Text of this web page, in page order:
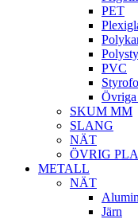
PET
PVC
SKUM MM
SLANG
NÄT
ÖVRIG
METALL
NÄT
Järn